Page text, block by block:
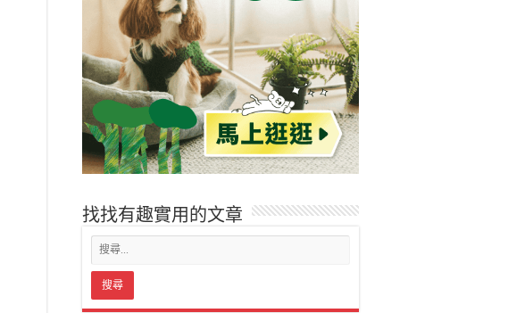
找找有趣實用的文章